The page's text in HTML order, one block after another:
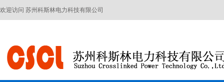
欢迎访问 苏州科斯林电力科技有限公司